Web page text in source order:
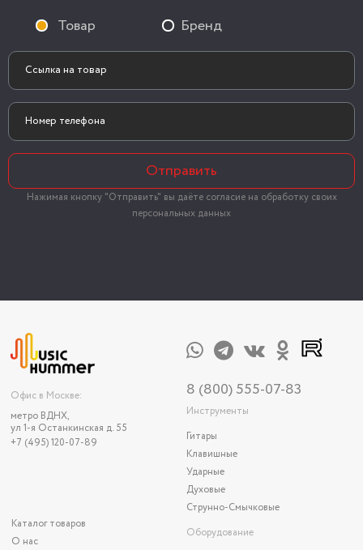
Товар Бренд
Отправить
Нажимая кнопку "Отправить" вы даёте согласие на обработку своих
персональных данных
Офис в Москве:
метро ВДНХ,
ул 1-я Останкинская д. 55
+7 (495) 120-07-89
Каталог товаров
О нас
8 (800) 555-07-83
Инструменты
Гитары
Клавишные
Ударные
Духовые
Струнно-Смычковые
Оборудование